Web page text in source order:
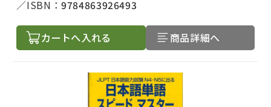
ISBN：9784863926493
カートへ入れる 商品詳細へ